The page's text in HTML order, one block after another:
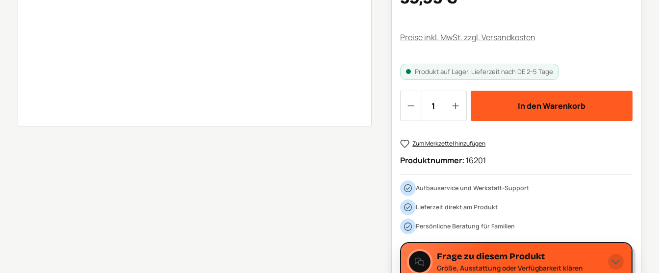
Preise inkl. MwSt. zzgl. Versandkosten
Produkt auf Lager, Lieferzeit nach DE 2-5 Tage
Produkt Anzahl: Gib den gewünschten Wert
In den Warenkorb
Zum Merkzettel hinzufügen
Produktnummer: 16201
Aufbauservice und Werkstatt-Support
Lieferzeit direkt am Produkt
Persönliche Beratung für Familien
Frage zu diesem Produkt
Größe, Ausstattung oder Verfügbarkeit klären